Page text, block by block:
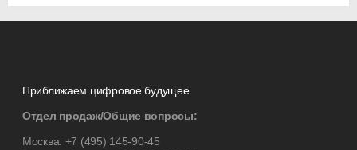
Приближаем цифровое будущее
Отдел продаж/Общие вопросы:
Москва: +7 (495) 145-90-45